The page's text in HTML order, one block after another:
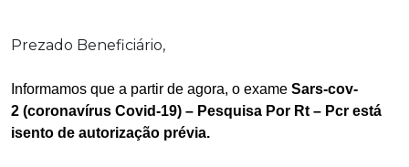
Prezado Beneficiário,
Informamos que a partir de agora, o exame Sars-cov-
2 (coronavírus Covid-19) – Pesquisa Por Rt – Pcr está
isento de autorização prévia.